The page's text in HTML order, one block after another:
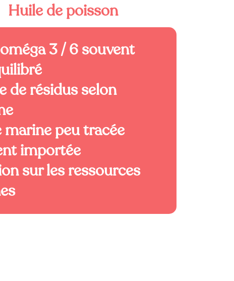
Huile de poisson
3 / 6 souvent
de résidus selon
marine peu tracée
importée
sur les ressources